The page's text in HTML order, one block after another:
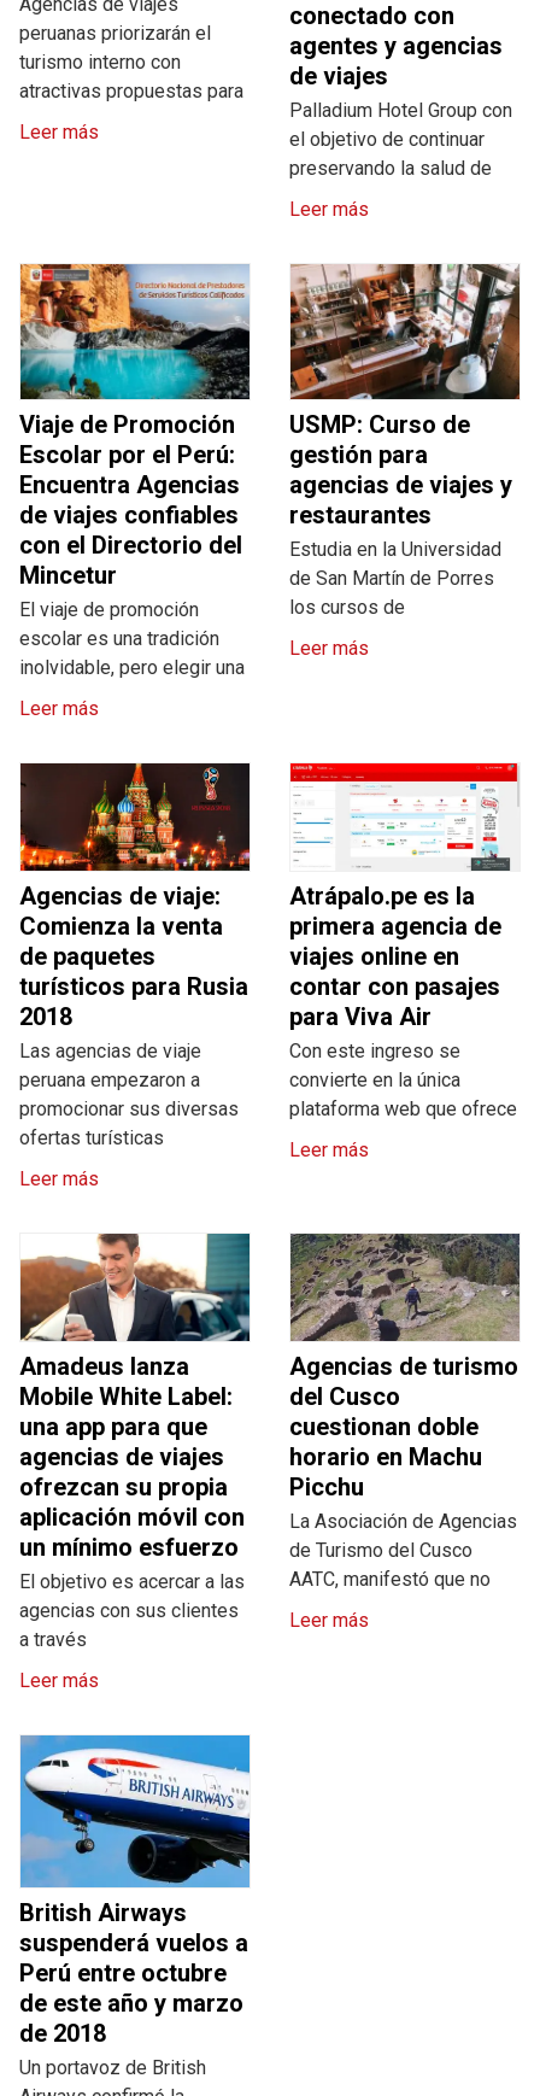
peruanas priorizarán el
turismo interno con
atractivas propuestas para
Leer más
conectado con
agentes y agencias
de viajes
Palladium Hotel Group con
el objetivo de continuar
preservando la salud de
Leer más
Viaje de Promoción
Escolar por el Perú:
Encuentra Agencias
de viajes confiables
con el Directorio del
Mincetur
El viaje de promoción
escolar es una tradición
inolvidable, pero elegir una
Leer más
USMP: Curso de
gestión para
agencias de viajes y
restaurantes
Estudia en la Universidad
de San Martín de Porres
los cursos de
Leer más
Agencias de viaje:
Comienza la venta
de paquetes
turísticos para Rusia
2018
Las agencias de viaje
peruana empezaron a
promocionar sus diversas
ofertas turísticas
Leer más
Atrápalo.pe es la
primera agencia de
viajes online en
contar con pasajes
para Viva Air
Con este ingreso se
convierte en la única
plataforma web que ofrece
Leer más
Amadeus lanza
Mobile White Label:
una app para que
agencias de viajes
ofrezcan su propia
aplicación móvil con
un mínimo esfuerzo
El objetivo es acercar a las
agencias con sus clientes
a través
Leer más
Agencias de turismo
del Cusco
cuestionan doble
horario en Machu
Picchu
La Asociación de Agencias
de Turismo del Cusco
AATC, manifestó que no
Leer más
British Airways
suspenderá vuelos a
Perú entre octubre
de este año y marzo
de 2018
Un portavoz de British